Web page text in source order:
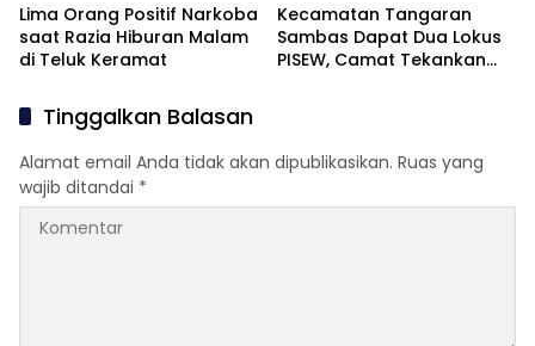
Lima Orang Positif Narkoba
saat Razia Hiburan Malam
di Teluk Keramat
Kecamatan Tangaran
Sambas Dapat Dua Lokus
PISEW, Camat Tekankan
Tinggalkan Balasan
Alamat email Anda tidak akan dipublikasikan. Ruas yang
wajib ditandai *